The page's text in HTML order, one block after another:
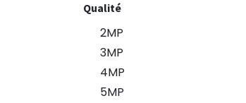
Qualité
2MP
3MP
4MP
5MP